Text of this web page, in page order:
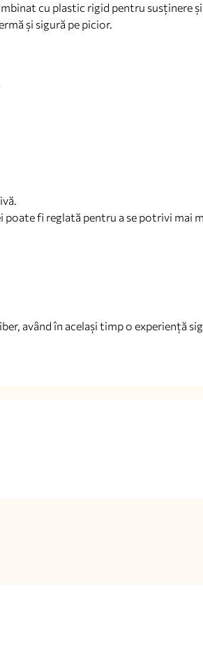
cu plastic rigid pentru susținere
și sigură pe picior.
poate fi reglată pentru a se potrivi mai
având în același timp o experiență